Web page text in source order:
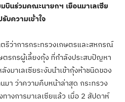
บินร่วมคณะนายกฯ เยือนมาเลเซีย
บความเข้าใจ
รีว่าการกระทรวงเกษตรและสหกรณ์
รกรผู้เลี้ยงกุ้ง ที่กำลังประสบปัญหา
มาเลเซียระงับนำเข้ากุ้งห้าชนิดของ
า ว่าความคืบหน้าล่าสุด กระทรวง
างการมาเลเซียแล้ว เมื่อ 2 สัปดาห์